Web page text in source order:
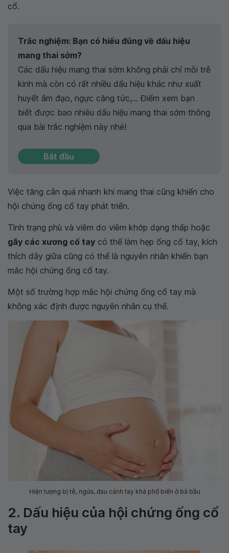
cổ.
Trắc nghiệm: Bạn có hiểu đúng về dấu hiệu
mang thai sớm?
Các dấu hiệu mang thai sớm không phải chỉ mỗi trễ
kinh mà còn có rất nhiều dấu hiệu khác như xuất
huyết âm đạo, ngực căng tức,… Điểm xem bạn
biết được bao nhiêu dấu hiệu mang thai sớm thông
qua bài trắc nghiệm này nhé!
Bắt đầu
Việc tăng cân quá nhanh khi mang thai cũng khiến cho
hội chứng ống cổ tay phát triển.
Tình trạng phù và viêm do viêm khớp dạng thấp hoặc
gãy các xương cổ tay có thể làm hẹp ống cổ tay, kích
thích dây giữa cũng có thể là nguyên nhân khiến bạn
mắc hội chứng ống cổ tay.
Một số trường hợp mắc hội chứng ống cổ tay mà
không xác định được nguyên nhân cụ thể.
Hiện tượng bị tê, ngứa, đau cánh tay khá phổ biến ở bà bầu
2. Dấu hiệu của hội chứng ống cổ
tay